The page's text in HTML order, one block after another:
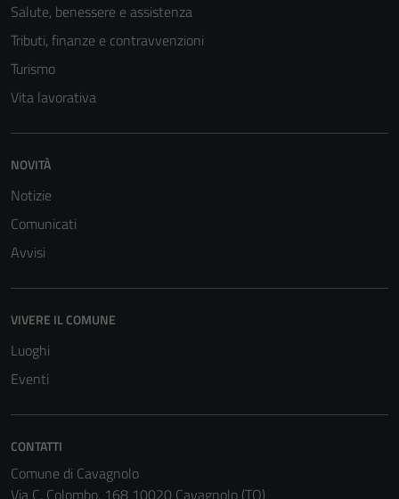
Salute, benessere e assistenza
Tributi, finanze e contravvenzioni
Turismo
Vita lavorativa
NOVITÀ
Notizie
Comunicati
Avvisi
VIVERE IL COMUNE
Luoghi
Eventi
CONTATTI
Comune di Cavagnolo
Via C. Colombo, 168 10020 Cavagnolo (TO)